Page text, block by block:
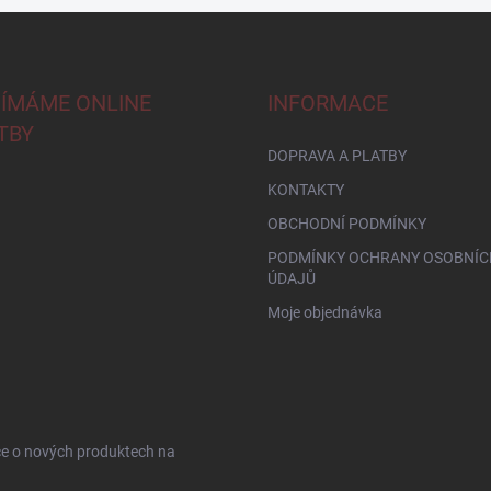
ONLINE
INFORMACE
DOPRAVA A PLATBY
KONTAKTY
OBCHODNÍ PODMÍNKY
PODMÍNKY OCHRANY
ÚDAJŮ
Moje objednávka
o nových produktech na